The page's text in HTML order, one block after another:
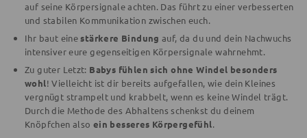
auf seine Körpersignale achten. Das führt zu einer verbesserten
und stabilen Kommunikation zwischen euch.
Ihr baut einestärkere Bindung auf, da du und dein Nachwuchs
intensiver eure gegenseitigen Körpersignale wahrnehmt.
Zu guter Letzt: Babys fühlen sich ohne Windel besonders
wohl! Vielleicht ist dir bereits aufgefallen, wie dein Kleines
vergnügt strampelt und krabbelt, wenn es keine Windel trägt.
Durch die Methode des Abhaltens schenkst du deinem
Knöpfchen also ein besseres Körpergefühl.